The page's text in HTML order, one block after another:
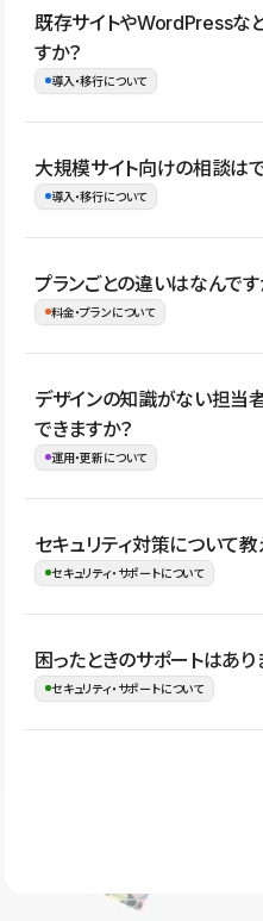
コーポレートサイト、サービス
グ・メディア、イベントサイト
ォリオなど幅広く制作できます。
既存サイトやWordPressな
すか？
導入・移行について
はい。既存サイトの構成やコン
Studio上に再構築する形で移行
イト全体のデザインや設定がそ
め、移行後にページ構成やデザ
大規模サイト向けの相談は
導入・移行について
はい。アクセス規模が大きいサ
理、セキュリティ確認、既存シ
ない段階でも、お問い合わせく
お問合せはこちら
プランごとの違いはなんです
料金・プランについて
公開ページ数、バージョン履歴
管理の有無などがプランごとに
ージをご覧ください。
デザインの知識がない担当
できますか？
運用・更新について
はい。CMSやコンポーネントを
ことで、デザインを崩しにくい
ながらレイアウトに影響を与え
す。
セキュリティ対策について教
セキュリティ・サポートについて
Studioでは、公開サイトやサー
の暗号化、データ保護、アクセ
はSSL/TLSによる通信暗号化に
困ったときのサポートはあり
セキュリティ・サポートについて
操作方法や機能については、
ユーザー同士で質問・相談でき